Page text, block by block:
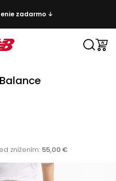
zadarmo ↓
znížením: 55,00 €